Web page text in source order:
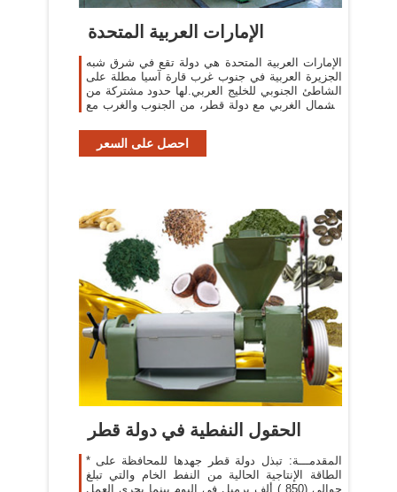
الإمارات العربية المتحدة
الإمارات العربية المتحدة هي دولة تقع في شرق شبه
الجزيرة العربية في جنوب غرب قارة آسيا مطلة على
الشاطئ الجنوبي للخليج العربي.لها حدود مشتركة من
الشمال الغربي مع دولة قطر، من الجنوب والغرب مع
احصل على السعر
الحقول النفطية في دولة قطر
* المقدمـــة: تبذل دولة قطر جهدها للمحافظة على
الطاقة الإنتاجية الحالية من النفط الخام والتي تبلغ
حوالي (850 ) ألف برميل في اليوم بينما يجري العمل